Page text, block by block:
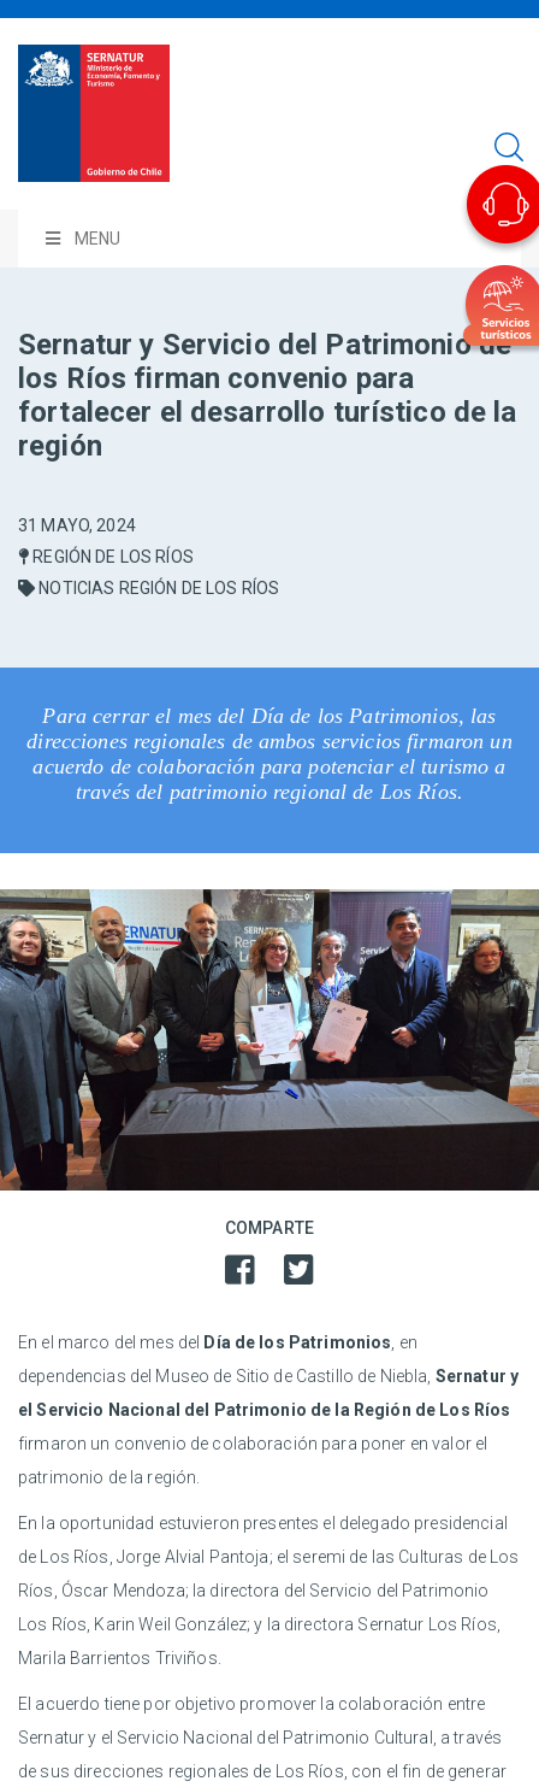
MENU
Sernatur y Servicio del Patrimonio de
los Ríos firman convenio para
fortalecer el desarrollo turístico de la
región
31 MAYO, 2024
REGIÓN DE LOS RÍOS
NOTICIAS REGIÓN DE LOS RÍOS
Para cerrar el mes del Día de los Patrimonios, las
direcciones regionales de ambos servicios firmaron un
acuerdo de colaboración para potenciar el turismo a
través del patrimonio regional de Los Ríos.
COMPARTE
En el marco del mes del Día de los Patrimonios , en
dependencias del Museo de Sitio de Castillo de Niebla, Sernatur y
el Servicio Nacional del Patrimonio de la Región de Los Ríos
firmaron un convenio de colaboración para poner en valor el
patrimonio de la región.
En la oportunidad estuvieron presentes el delegado presidencial
de Los Ríos, Jorge Alvial Pantoja; el seremi de las Culturas de Los
Ríos, Óscar Mendoza; la directora del Servicio del Patrimonio
Los Ríos, Karin Weil González; y la directora Sernatur Los Ríos,
Marila Barrientos Triviños.
El acuerdo tiene por objetivo promover la colaboración entre
Sernatur y el Servicio Nacional del Patrimonio Cultural, a través
de sus direcciones regionales de Los Ríos, con el fin de generar